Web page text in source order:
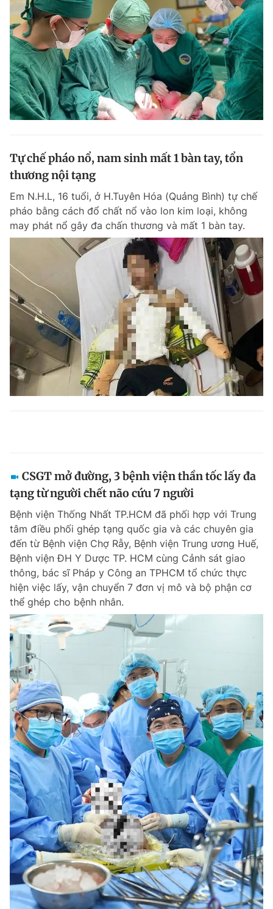
Tự chế pháo nổ, nam sinh mất 1 bàn tay, tổn
thương nội tạng
Em N.H.L, 16 tuổi, ở H.Tuyên Hóa (Quảng Bình) tự chế
pháo bằng cách đổ chất nổ vào lon kim loại, không
may phát nổ gây đa chấn thương và mất 1 bàn tay.
CSGT mở đường, 3 bệnh viện thần tốc lấy đa
tạng từ người chết não cứu 7 người
Bệnh viện Thống Nhất TP.HCM đã phối hợp với Trung
tâm điều phối ghép tạng quốc gia và các chuyên gia
đến từ Bệnh viện Chợ Rẫy, Bệnh viện Trung ương Huế,
Bệnh viện ĐH Y Dược TP. HCM cùng Cảnh sát giao
thông, bác sĩ Pháp y Công an TPHCM tổ chức thực
hiện việc lấy, vận chuyển 7 đơn vị mô và bộ phận cơ
thể ghép cho bệnh nhân.